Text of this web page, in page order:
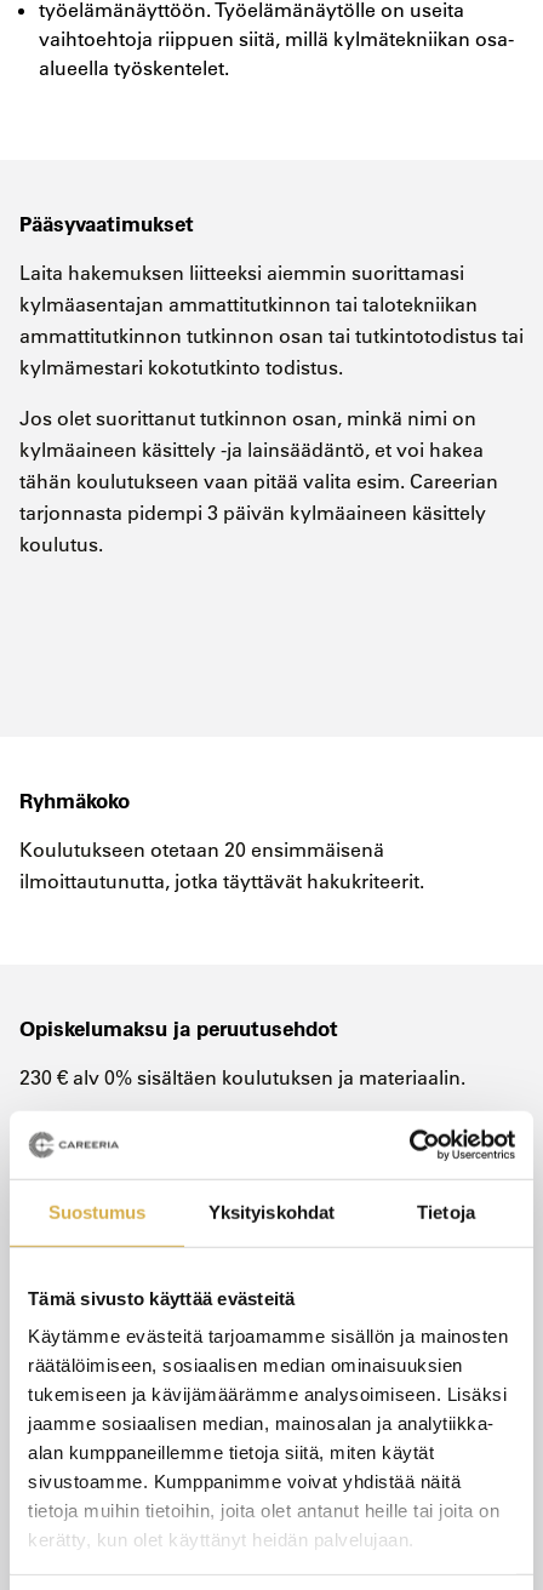
Suostumus Yksityiskohdat Tietoja
Tämä sivusto käyttää evästeitä
Käytämme evästeitä tarjoamamme sisällön ja mainosten
räätälöimiseen, sosiaalisen median ominaisuuksien
tukemiseen ja kävijämäärämme analysoimiseen. Lisäksi
jaamme sosiaalisen median, mainosalan ja analytiikka-
alan kumppaneillemme tietoja siitä, miten käytät
sivustoamme. Kumppanimme voivat yhdistää näitä
tietoja muihin tietoihin, joita olet antanut heille tai joita on
kerätty, kun olet käyttänyt heidän palvelujaan.
työelämänäyttöön. Työelämänäytölle on useita
vaihtoehtoja riippuen siitä, millä kylmätekniikan osa-
alueella työskentelet.
Pääsyvaatimukset
Laita hakemuksen liitteeksi aiemmin suorittamasi
kylmäasentajan ammattitutkinnon tai talotekniikan
ammattitutkinnon tutkinnon osan tai tutkintotodistus tai
kylmämestari kokotutkinto todistus.
Jos olet suorittanut tutkinnon osan, minkä nimi on
kylmäaineen käsittely -ja lainsäädäntö, et voi hakea
tähän koulutukseen vaan pitää valita esim. Careerian
tarjonnasta pidempi 3 päivän kylmäaineen käsittely
koulutus.
Ryhmäkoko
Koulutukseen otetaan 20 ensimmäisenä
ilmoittautunutta, jotka täyttävät hakukriteerit.
Opiskelumaksu ja peruutusehdot
230 € alv 0% sisältäen koulutuksen ja materiaalin.
Uuden lainsäädännön mukaisesti emme voi laskuttaa
opiskelijamaksua yritykseltä vaan lasku lähtee
Jos sinulla on kylmämestarin erikoisammattitutkinto,
opiskelijamaksua.
Koulutukseen ilmoittautuminen on sitova
ilmoittautumisajan umpeuduttua. Osallistumisen voi
peruuttaa maksutta viimeiseen ilmoittautumispäivään
asti. Peruutus tulee tehdä kirjallisesti.
Viimeisen ilmoittautumispäivän jälkeen tehdyistä
peruutuksista peritään 50 % osallistumismaksusta.
Kaksi arkipäivää ennen koulutusta tai sen jälkeen
tehdyistä peruutuksista peritään osallistumismaksu